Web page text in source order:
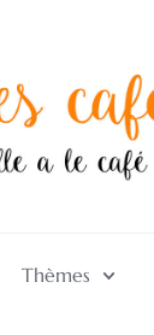
Thèmes